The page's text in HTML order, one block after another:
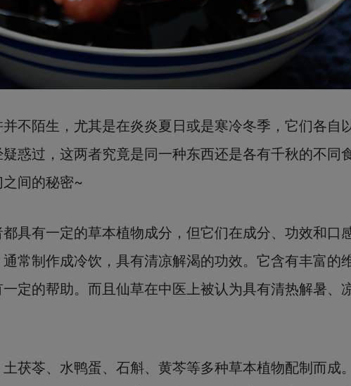
不陌生，尤其是在炎炎夏日或是寒冷冬季，它们各自
惑过，这两者究竟是同一种东西还是各有千秋的不同
间的秘密~
具有一定的草本植物成分，但它们在成分、功效和口
常制作成冷饮，具有清凉解渴的功效。它含有丰富的
定的帮助。而且仙草在中医上被认为具有清热解暑、
茯苓、水鸭蛋、石斛、黄芩等多种草本植物配制而成